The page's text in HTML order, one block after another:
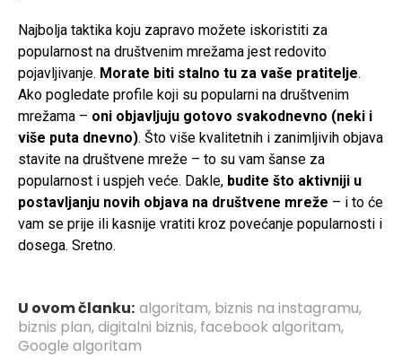
Najbolja taktika koju zapravo možete iskoristiti za
popularnost na društvenim mrežama jest redovito
pojavljivanje. Morate biti stalno tu za vaše pratitelje.
Ako pogledate profile koji su popularni na društvenim
mrežama – oni objavljuju gotovo svakodnevno (neki i
više puta dnevno). Što više kvalitetnih i zanimljivih objava
stavite na društvene mreže – to su vam šanse za
popularnost i uspjeh veće. Dakle, budite što aktivniji u
postavljanju novih objava na društvene mreže – i to će
vam se prije ili kasnije vratiti kroz povećanje popularnosti i
dosega. Sretno.
U ovom članku: algoritam, biznis na instagramu,
biznis plan,digitalni biznis, facebook algoritam,
Google algoritam